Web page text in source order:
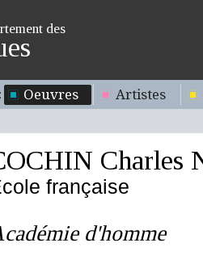
des
Oeuvres Artistes
Charles
française
d'homme